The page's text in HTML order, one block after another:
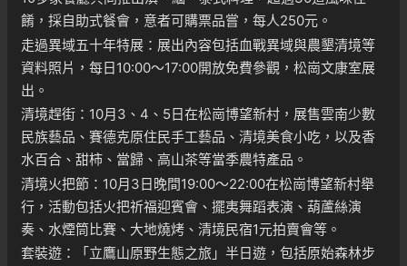
餚，採自助式餐會，意者可購票品嘗，每人250元。
走過異域五十年特展：展出內容包括血戰異域與農墾清境等
資料照片，每日10:00～17:00開放免費參觀，松崗文康室展
出。
清境趕街：10月3、4、5日在松崗博望新村，展售雲南少數
民族藝品、賽德克原住民手工藝品、清境美食小吃，以及香
水百合、甜柿、當歸、高山茶等當季農特產品。
清境火把節：10月3日晚間19:00～22:00在松崗博望新村舉
行，活動包括火把祈福迎賓會、擺夷舞蹈表演、葫蘆絲演
奏、水煙筒比賽、大地燒烤、清境民宿1元拍賣會等。
套裝遊：「立鷹山原野生態之旅」半日遊，包括原始森林步